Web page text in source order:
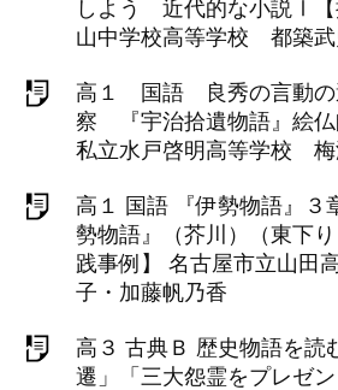
しよう 近代的な小説Ⅰ【
山中学校高等学校 都築武
高１ 国語 良秀の言動の
察 『宇治拾遺物語』絵仏
私立水戸啓明高等学校 梅
高１ 国語 『伊勢物語』３
勢物語』（芥川）（東下
践事例】 名古屋市立山田
子・加藤帆乃香
高３ 古典Ｂ 歴史物語を読
遷」「三大怨霊をプレゼ